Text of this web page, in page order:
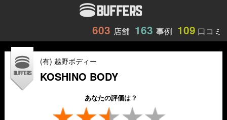
603 店舗 163 事例 109 口コミ
(有) 越野ボディー
KOSHINO BODY
あなたの評価は？